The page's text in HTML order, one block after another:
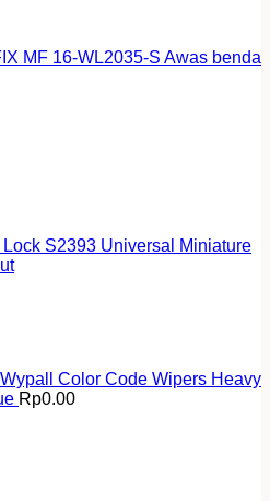
MF 16-WL2035-S Awas benda
Lock S2393 Universal Miniature
Color Code Wipers Heavy
Rp0.00